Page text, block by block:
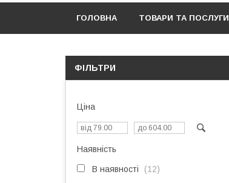
ГОЛОВНА ТОВАРИ ТА ПОСЛУГИ
ФІЛЬТРИ
Ціна
Наявність
В наявності 12